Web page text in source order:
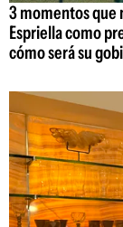
3 momentos que
Espriella como
cómo será su